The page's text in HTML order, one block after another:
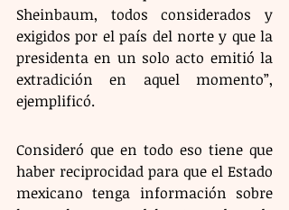
Sheinbaum, todos considerados y
exigidos por el país del norte y que la
presidenta en un solo acto emitió la
extradición en aquel momento”,
ejemplificó.
Consideró que en todo eso tiene que
haber reciprocidad para que el Estado
mexicano tenga información sobre